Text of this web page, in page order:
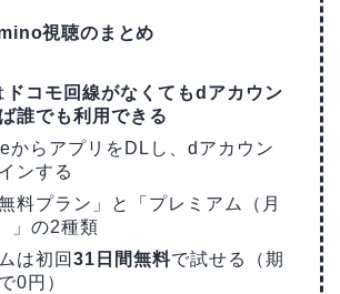
視聴のまとめ
ドコモ回線がなくてもdアカウン
誰でも利用できる
からアプリをDLし、dアカウン
ンする
料プラン」と「プレミアム（月
」の2種類
は初回 31日間無料で試せる（期
0円）